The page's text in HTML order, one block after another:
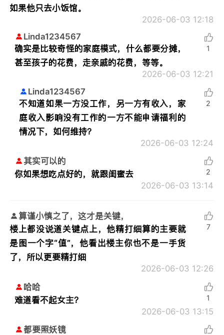
如果他只去小饭馆。
2026-06-03 12:18
Linda1234567
确实是比较奇怪的家庭模式，什么都要分摊，
甚至孩子的花费，走亲戚的花费，等等。
2026-06-03 12:21
1
Linda1234567
不知道如果一方没工作，另一方有收入，家
庭收入影响没有工作的一方不能申请福利的
情况下，如何维持？
2026-06-03 12:24
2
其实可以的
你如果想吃点好的，就跟闺蜜去
2026-06-03 13:14
2
算谨小慎之了，这才是关键，
楼上都没说道关键点上，他精打细算的主要就
是图一个字“值”，他看出楼主你也不是一手货
了，所以更要精打细
2026-06-03 12:26
7
哈哈
难道看不起女主？
2026-06-03 13:15
1
都要照妖镜